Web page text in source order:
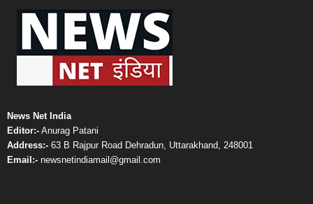
News Net India
Editor:- Anurag Patani
Address:- 63 B Rajpur Road Dehradun, Uttarakhand, 248001
Email:- newsnetindiamail@gmail.com